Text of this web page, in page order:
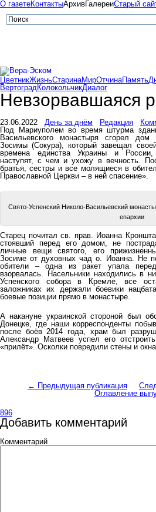
О газетеКонтактыАрхивГалереиСтарый
ЦветникЖизньСтаринаМирОтчинаПамять
ВертоградКолокольчикДиалог
Невзорвавшаяся
23.06.2022 День за днём Редакция
Под Мариуполем во время штурма
Васильевского монастыря сгорел дом
Зосимы (Сокура), который завещал
времена единства Украины и
наступят, с чем и ухожу в вечность.
братья, сестры и все молящиеся в
Православной Церкви – в ней спасение».
Свято-Успенский Николо-Васильевский
епархии
Старец почитал св. прав. Иоанна
стоявший перед его домом, не
личные вещи святого, его
Зосиме от духовных чад о. Иоанна. Не
обители – одна из ракет упала
взорвалась. Насельники находились в
Успенского собора в Кремле, все
заложниках их держали боевики
боевые позиции прямо в монастыре.
А накануне украинской стороной был
Донецке, где наши корреспонденты
после боёв 2014 года, храм был
Александр Матвеев успел его
«прилёт». Осколки повредили стены и
← Предыдущая публикация
Оглавление
896
Добавить комментарий
Комментарий